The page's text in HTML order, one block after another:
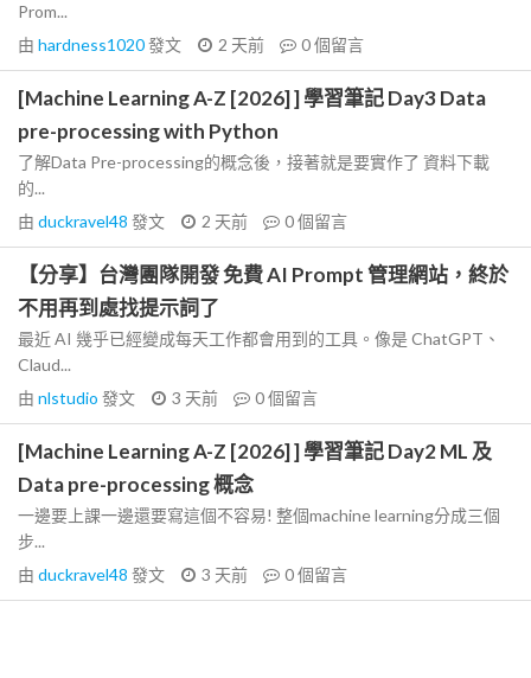
Prom...
由 hardness1020發文 2 天前 0個留言
[Machine Learning A-Z [2026] ] 學習筆記 Day3 Data
pre-processing with Python
了解Data Pre-processing的概念後，接著就是要實作了 資料下載
的...
由 duckravel48 發文 2 天前 0個留言
【分享】台灣團隊開發 免費 AI Prompt 管理網站，終於
不用再到處找提示詞了
最近 AI 幾乎已經變成每天工作都會用到的工具。像是 ChatGPT、
Claud...
由 nlstudio 發文 3 天前 0個留言
[Machine Learning A-Z [2026] ] 學習筆記 Day2 ML 及
Data pre-processing 概念
一邊要上課一邊還要寫這個不容易! 整個machine learning分成三個
步...
由 duckravel48 發文 3 天前 0個留言